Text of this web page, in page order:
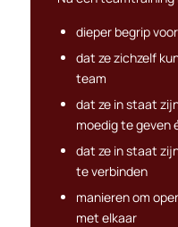
dieper begrip
dat ze zichzelf
team
dat ze in staat
moedig te geven
dat ze in staat
te verbinden
manieren om
met elkaar